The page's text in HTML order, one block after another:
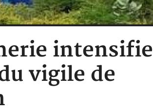
intensifie
vigile de